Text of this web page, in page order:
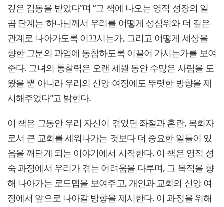
깊은 감동을 받았다”며 “그 책에 나오는 영적 성장의 일
곱 단계는 하나님께서 우리를 어떻게 성삼위와 더 깊은
관계로 나아가도록 이끄시는가, 그리고 어떻게 세상을
향한 그분의 과업에 동참하도록 이끌어 가시는가를 보여
준다. 그녀의 통찰력은 오랜 세월 동안 수많은 사람을 도
왔을 뿐 아니라 우리의 신앙 여정에도 뚜렷한 방향을 제
시해주었다”고 밝힌다.
이 책은 그동안 우리 자신이 겪었던 좌절과 혼란, 목회자
로서 큰 교회를 세워나가는 것보다 더 중요한 일들이 있
음을 깨닫게 되는 이야기에서 시작한다. 이 책은 영적 성
숙 과정에서 우리가 겪는 어려움을 다루며, 그 목적을 향
해 나아가는 로드맵을 보여주고, 개인과 교회의 신앙 여
정에서 앞으로 나아갈 방향을 제시한다. 이 과정을 위해